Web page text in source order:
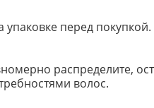
перед покупкой.
распределите,
волос.